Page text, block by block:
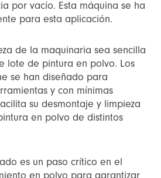
por vacío. Esta máquina se ha
para esta aplicación.
de la maquinaria sea sencilla
lote de pintura en polvo. Los
se han diseñado para
y con mínimas
su desmontaje y limpieza
en polvo de distintos
es un paso crítico en el
en polvo para garantizar